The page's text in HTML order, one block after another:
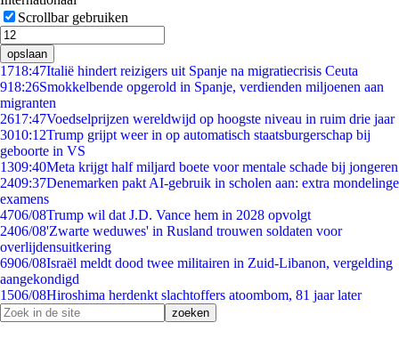
Scrollbar gebruiken
opslaan
1718:47Italië hindert reizigers uit Spanje na migratiecrisis Ceuta
918:26Smokkelbende opgerold in Spanje, verdienden miljoenen aan
migranten
2617:47Voedselprijzen wereldwijd op hoogste niveau in ruim drie jaar
3010:12Trump grijpt weer in op automatisch staatsburgerschap bij
geboorte in VS
1309:40Meta krijgt half miljard boete voor mentale schade bij jongeren
2409:37Denemarken pakt AI-gebruik in scholen aan: extra mondelinge
examens
4706/08Trump wil dat J.D. Vance hem in 2028 opvolgt
2406/08'Zwarte weduwes' in Rusland trouwen soldaten voor
overlijdensuitkering
6906/08Israël meldt dood twee militairen in Zuid-Libanon, vergelding
aangekondigd
1506/08Hiroshima herdenkt slachtoffers atoombom, 81 jaar later